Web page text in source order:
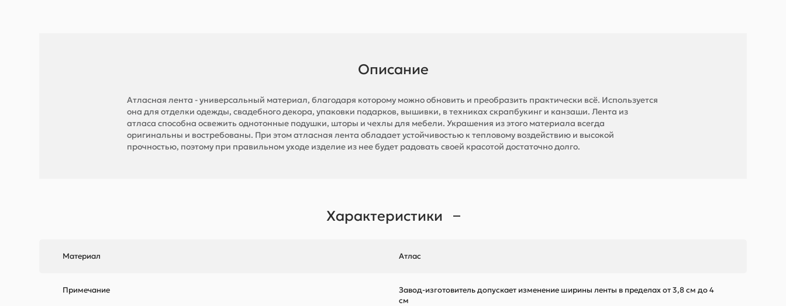
Описание
Атласная лента - универсальный материал, благодаря которому можно обновить и преобразить практически всё. Используется
она для отделки одежды, свадебного декора, упаковки подарков, вышивки, в техниках скрапбукинг и канзаши. Лента из
атласа способна освежить однотонные подушки, шторы и чехлы для мебели. Украшения из этого материала всегда
оригинальны и востребованы. При этом атласная лента обладает устойчивостью к тепловому воздействию и высокой
прочностью, поэтому при правильном уходе изделие из нее будет радовать своей красотой достаточно долго.
Характеристики
Материал Атлас
Примечание
Завод-изготовитель допускает изменение ширины ленты в пределах от 3,8 см до 4
см